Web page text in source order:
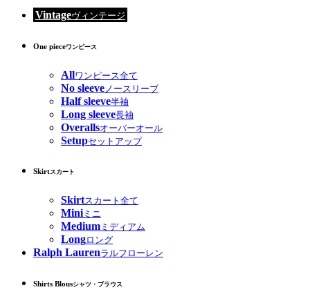
Vintageヴィンテージ
One pieceワンピース
Allワンピース全て
No sleeve ノースリーブ
Half sleeve半袖
Long sleeve長袖
Overallsオーバーオール
Setupセットアップ
Skirtスカート
Skirtスカート全て
Miniミニ
Medium ミディアム
Longロング
Ralph Laurenラルフローレン
Shirts Blousシャツ・ブラウス